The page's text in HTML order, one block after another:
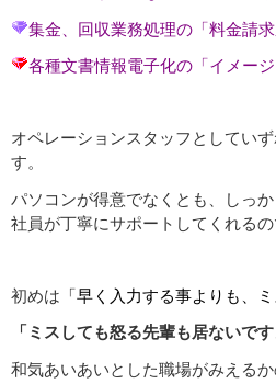
集金、回収業務処理の「料金請求
各種文書情報電子化の「イメージ
オペレーションスタッフとしてい
す。
パソコンが得意でなくとも、しっ
社員が丁寧にサポートしてくれるの
初めは 「早く入力する事よりも、
「ミスしても怒る先輩も居ないです
和気あいあいとした職場がみえるか